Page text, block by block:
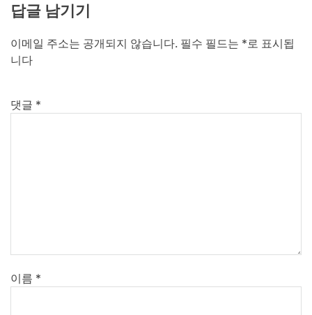
답글 남기기
이메일 주소는 공개되지 않습니다. 필수 필드는 *로 표시됩
니다
댓글 *
이름 *